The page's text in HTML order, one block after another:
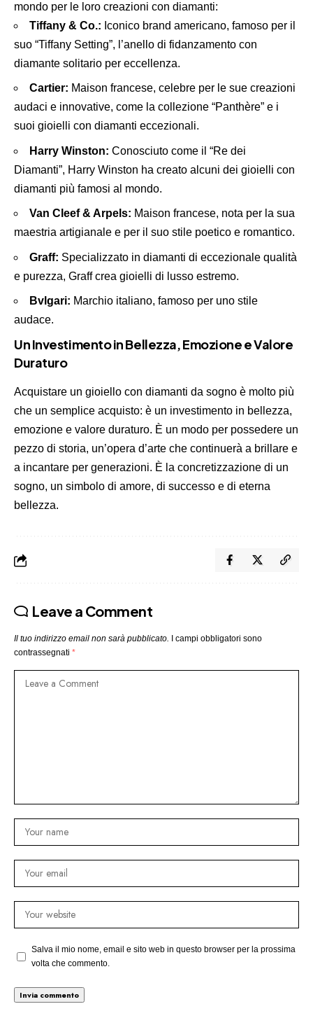
mondo per le loro creazioni con diamanti:
Tiffany & Co.: Iconico brand americano, famoso per il
suo “Tiffany Setting”, l’anello di fidanzamento con
diamante solitario per eccellenza.
Cartier: Maison francese, celebre per le sue creazioni
audaci e innovative, come la collezione “Panthère” e i
suoi gioielli con diamanti eccezionali.
Harry Winston: Conosciuto come il “Re dei
Diamanti”, Harry Winston ha creato alcuni dei gioielli con
diamanti più famosi al mondo.
Van Cleef & Arpels: Maison francese, nota per la sua
maestria artigianale e per il suo stile poetico e romantico.
Graff: Specializzato in diamanti di eccezionale qualità
e purezza, Graff crea gioielli di lusso estremo.
Bvlgari: Marchio italiano, famoso per uno stile
audace.
Un Investimento in Bellezza, Emozione e Valore
Duraturo
Acquistare un gioiello con diamanti da sogno è molto più
che un semplice acquisto: è un investimento in bellezza,
emozione e valore duraturo. È un modo per possedere un
pezzo di storia, un’opera d’arte che continuerà a brillare e
a incantare per generazioni. È la concretizzazione di un
sogno, un simbolo di amore, di successo e di eterna
bellezza.
Leave a Comment
Il tuo indirizzo email non sarà pubblicato.
I campi obbligatori sono
contrassegnati *
Salva il mio nome, email e sito web in questo browser per la prossima
volta che commento.